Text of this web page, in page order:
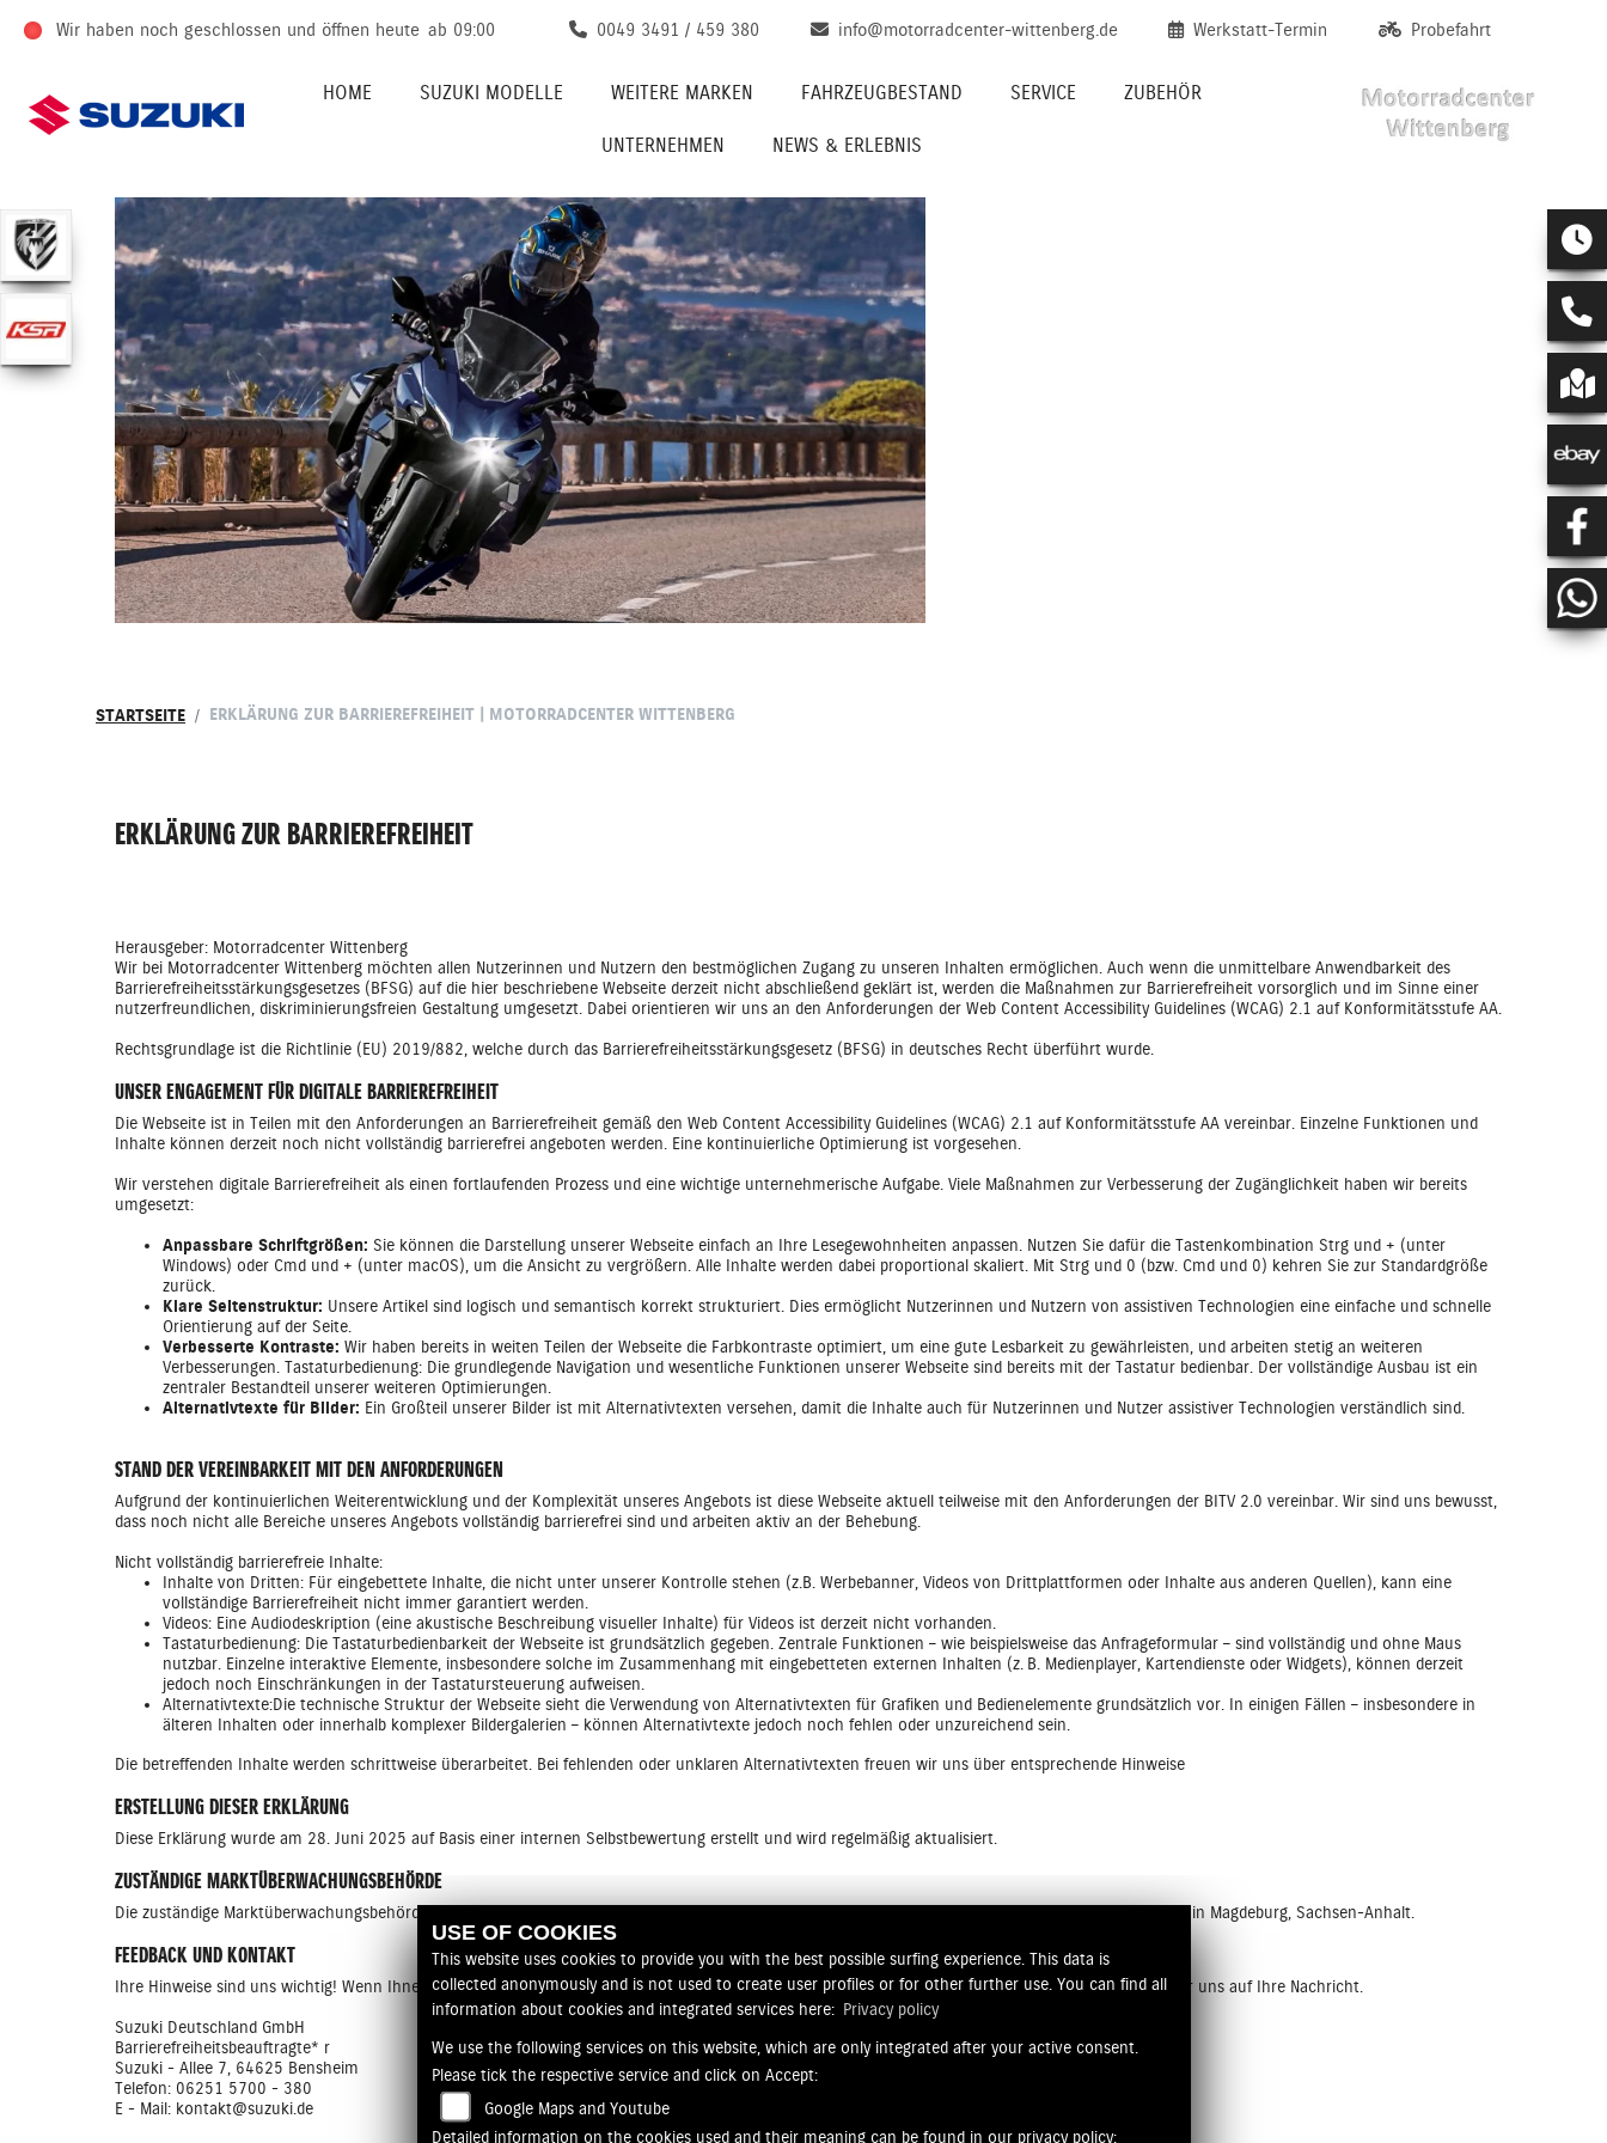
Wir haben noch geschlossen und öffnen heute ab 09:00 0049 3491 / 459 380 info@motorradcenter-wittenberg.de Werkstatt-Termin Probefahrt
HOME SUZUKI MODELLE WEITERE MARKEN FAHRZEUGBESTAND SERVICE ZUBEHÖR
UNTERNEHMEN NEWS & ERLEBNIS
STARTSEITE ERKLÄRUNG ZUR BARRIEREFREIHEIT | MOTORRADCENTER WITTENBERG
ERKLÄRUNG ZUR BARRIEREFREIHEIT
Herausgeber: Motorradcenter Wittenberg
Wir bei Motorradcenter Wittenberg möchten allen Nutzerinnen und Nutzern den bestmöglichen Zugang zu unseren Inhalten ermöglichen. Auch wenn die unmittelbare Anwendbarkeit des
Barrierefreiheitsstärkungsgesetzes (BFSG) auf die hier beschriebene Webseite derzeit nicht abschließend geklärt ist, werden die Maßnahmen zur Barrierefreiheit vorsorglich und im Sinne einer
nutzerfreundlichen, diskriminierungsfreien Gestaltung umgesetzt. Dabei orientieren wir uns an den Anforderungen der Web Content Accessibility Guidelines (WCAG) 2.1 auf Konformitätsstufe AA.
Rechtsgrundlage ist die Richtlinie (EU) 2019/882, welche durch das Barrierefreiheitsstärkungsgesetz (BFSG) in deutsches Recht überführt wurde.
UNSER ENGAGEMENT FÜR DIGITALE BARRIEREFREIHEIT
Die Webseite ist in Teilen mit den Anforderungen an Barrierefreiheit gemäß den Web Content Accessibility Guidelines (WCAG) 2.1 auf Konformitätsstufe AA vereinbar. Einzelne Funktionen und
Inhalte können derzeit noch nicht vollständig barrierefrei angeboten werden. Eine kontinuierliche Optimierung ist vorgesehen.
Wir verstehen digitale Barrierefreiheit als einen fortlaufenden Prozess und eine wichtige unternehmerische Aufgabe. Viele Maßnahmen zur Verbesserung der Zugänglichkeit haben wir bereits
umgesetzt:
Anpassbare Schriftgrößen: Sie können die Darstellung unserer Webseite einfach an Ihre Lesegewohnheiten anpassen. Nutzen Sie dafür die Tastenkombination Strg und + (unter
Windows) oder Cmd und + (unter macOS), um die Ansicht zu vergrößern. Alle Inhalte werden dabei proportional skaliert. Mit Strg und 0 (bzw. Cmd und 0) kehren Sie zur Standardgröße
zurück.
Klare Seitenstruktur: Unsere Artikel sind logisch und semantisch korrekt strukturiert. Dies ermöglicht Nutzerinnen und Nutzern von assistiven Technologien eine einfache und schnelle
Orientierung auf der Seite.
Verbesserte Kontraste: Wir haben bereits in weiten Teilen der Webseite die Farbkontraste optimiert, um eine gute Lesbarkeit zu gewährleisten, und arbeiten stetig an weiteren
Verbesserungen. Tastaturbedienung: Die grundlegende Navigation und wesentliche Funktionen unserer Webseite sind bereits mit der Tastatur bedienbar. Der vollständige Ausbau ist ein
zentraler Bestandteil unserer weiteren Optimierungen.
Alternativtexte für Bilder: Ein Großteil unserer Bilder ist mit Alternativtexten versehen, damit die Inhalte auch für Nutzerinnen und Nutzer assistiver Technologien verständlich sind.
STAND DER VEREINBARKEIT MIT DEN ANFORDERUNGEN
Aufgrund der kontinuierlichen Weiterentwicklung und der Komplexität unseres Angebots ist diese Webseite aktuell teilweise mit den Anforderungen der BITV 2.0 vereinbar. Wir sind uns bewusst,
dass noch nicht alle Bereiche unseres Angebots vollständig barrierefrei sind und arbeiten aktiv an der Behebung.
Nicht vollständig barrierefreie Inhalte:
Inhalte von Dritten: Für eingebettete Inhalte, die nicht unter unserer Kontrolle stehen (z.B. Werbebanner, Videos von Drittplattformen oder Inhalte aus anderen Quellen), kann eine
vollständige Barrierefreiheit nicht immer garantiert werden.
Videos: Eine Audiodeskription (eine akustische Beschreibung visueller Inhalte) für Videos ist derzeit nicht vorhanden.
Tastaturbedienung: Die Tastaturbedienbarkeit der Webseite ist grundsätzlich gegeben. Zentrale Funktionen – wie beispielsweise das Anfrageformular – sind vollständig und ohne Maus
nutzbar. Einzelne interaktive Elemente, insbesondere solche im Zusammenhang mit eingebetteten externen Inhalten (z. B. Medienplayer, Kartendienste oder Widgets), können derzeit
jedoch noch Einschränkungen in der Tastatursteuerung aufweisen.
Alternativtexte:Die technische Struktur der Webseite sieht die Verwendung von Alternativtexten für Grafiken und Bedienelemente grundsätzlich vor. In einigen Fällen – insbesondere in
älteren Inhalten oder innerhalb komplexer Bildergalerien – können Alternativtexte jedoch noch fehlen oder unzureichend sein.
Die betreffenden Inhalte werden schrittweise überarbeitet. Bei fehlenden oder unklaren Alternativtexten freuen wir uns über entsprechende Hinweise
ERSTELLUNG DIESER ERKLÄRUNG
Diese Erklärung wurde am 28. Juni 2025 auf Basis einer internen Selbstbewertung erstellt und wird regelmäßig aktualisiert.
ZUSTÄNDIGE MARKTÜBERWACHUNGSBEHÖRDE
Die zuständige Marktüberwachungsbehörde ist die „Marktüberwachungsstelle der Länder für die Barrierefreiheit von Produkten und Dienstleistungen“ in Magdeburg, Sachsen-Anhalt.
FEEDBACK UND KONTAKT
Ihre Hinweise sind uns wichtig! Wenn Ihnen Barrieren auf unserer Seite auffallen oder Sie Fragen zur Umsetzung der Barrierefreiheit haben, freuen wir uns auf Ihre Nachricht.
Suzuki Deutschland GmbH
Barrierefreiheitsbeauftragte* r
Suzuki - Allee 7, 64625 Bensheim
Telefon: 06251 5700 - 380
E - Mail: kontakt@suzuki.de
USE OF COOKIES
This website uses cookies to provide you with the best possible surfing experience. This data is
collected anonymously and is not used to create user profiles or for other further use. You can find all
information about cookies and integrated services here: Privacy policy
We use the following services on this website, which are only integrated after your active consent.
Please tick the respective service and click on Accept:
Google Maps and Youtube
Detailed information on the cookies used and their meaning can be found in our privacy policy: